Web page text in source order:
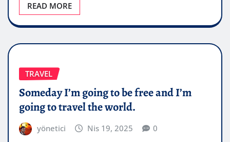
READ MORE
TRAVEL
Someday I’m going to be free and I’m
going to travel the world.
yönetici Nis 19, 2025 0